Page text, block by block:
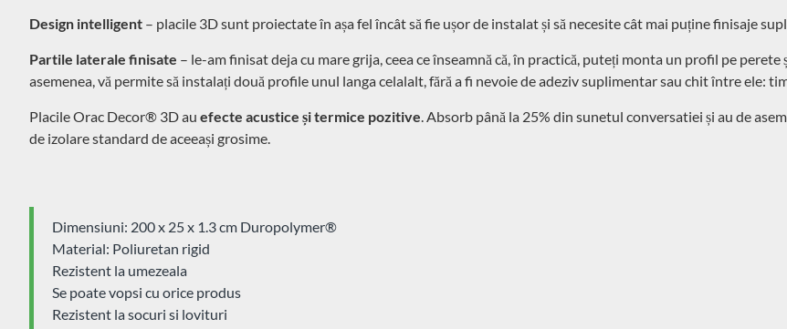
Design intelligent – placile 3D sunt proiectate în așa fel încât să fie ușor de instalat și să necesite cât mai puține finisaje
Partile laterale finisate – le-am finisat deja cu mare grija, ceea ce înseamnă că, în practică, puteți monta un profil pe
asemenea, vă permite să instalați două profile unul langa celalalt, fără a fi nevoie de adeziv suplimentar sau chit între ele:
Placile Orac Decor® 3D au efecte acustice și termice pozitive. Absorb până la 25% din sunetul conversatiei și au de
de izolare standard de aceeași grosime.
Dimensiuni: 200 x 25 x 1.3 cm Duropolymer® ‎ ‎
Material: Poliuretan rigid
Rezistent la umezeala
Se poate vopsi cu orice produs
Rezistent la socuri si lovituri